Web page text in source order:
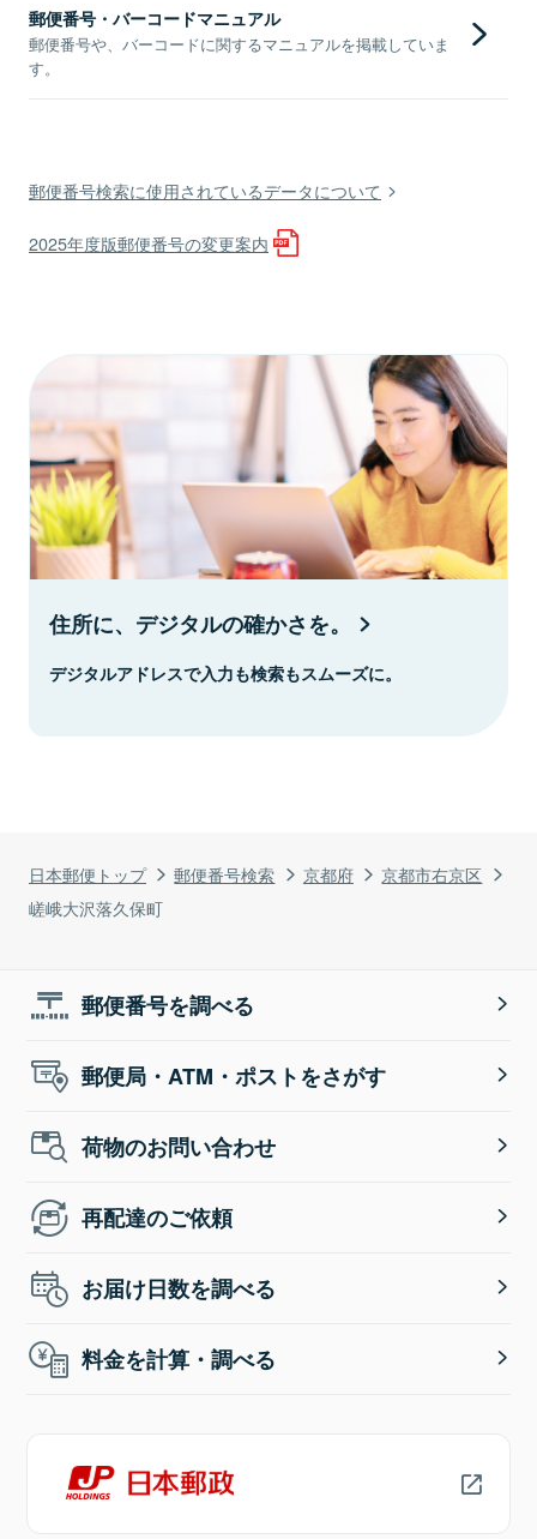
日本郵便トップ 郵便番号検索 京都府
京都市右京区
嵯峨大沢落久保町
郵便番号・バーコードマニュアル
郵便番号や、バーコードに関するマニュアルを掲載していま
す。
郵便番号検索に使用されているデータについて
2025年度版郵便番号の変更案内
住所に、デジタルの確かさを。
デジタルアドレスで入力も検索もスムーズに。
郵便番号を調べる
郵便局・ATM・ポストをさがす
荷物のお問い合わせ
再配達のご依頼
お届け日数を調べる
料金を計算・調べる